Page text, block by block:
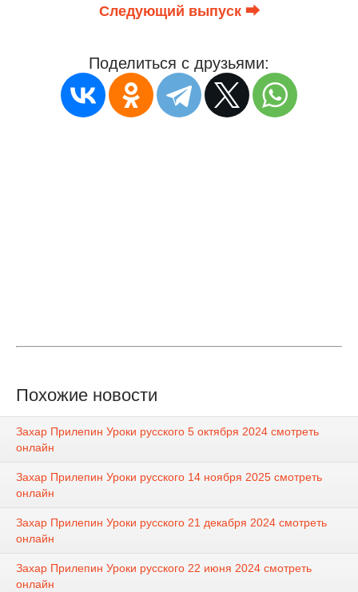
Следующий выпуск ⮕
Поделиться с друзьями:
Похожие новости
Захар Прилепин Уроки русского 5 октября 2024 смотреть
онлайн
Захар Прилепин Уроки русского 14 ноября 2025 смотреть
онлайн
Захар Прилепин Уроки русского 21 декабря 2024 смотреть
онлайн
Захар Прилепин Уроки русского 22 июня 2024 смотреть
онлайн